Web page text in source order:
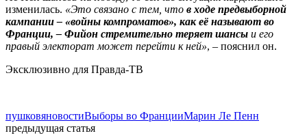
изменилась. «Это связано с тем, что в ходе предвыборной
кампании – «войны компроматов», как её называют во
Франции, – Фийон стремительно теряет шансы и его
правый электорат может перейти к ней», – пояснил он.
Эксклюзивно для Правда-ТВ
пушковяновостиВыборы во ФранцииМарин Ле Пенн
предыдущая статья